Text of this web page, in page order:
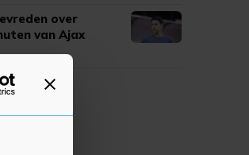
over
van Ajax